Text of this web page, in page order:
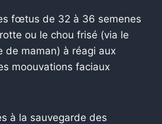
fœtus de 32 à 36 semenes
ou le chou frisé (via le
de maman) à réagi aux
moouvations faciaux
à la sauvegarde des